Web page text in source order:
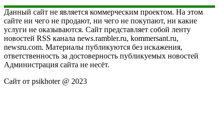
Данный сайт не является коммерческим проектом. На этом
сайте ни чего не продают, ни чего не покупают, ни какие
услуги не оказываются. Сайт представляет собой ленту
новостей RSS канала news.rambler.ru, kommersant.ru,
newsru.com. Материалы публикуются без искажения,
ответственность за достоверность публикуемых новостей
Администрация сайта не несёт.
Сайт от psikhoter @ 2023